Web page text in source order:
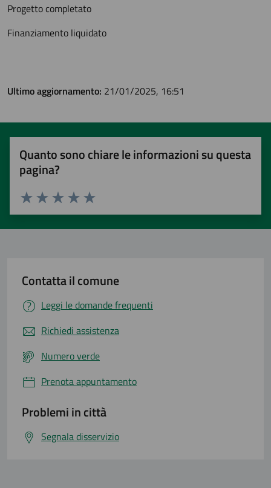
Progetto completato
Finanziamento liquidato
Ultimo aggiornamento: 21/01/2025, 16:51
Quanto sono chiare le informazioni su questa
pagina?
Valuta 5 stelle su 5
Valuta 4 stelle su 5
Valuta 3 stelle su 5
Valuta 2 stelle su 5
Valuta 1 stelle su 5
Contatta il comune
Leggi le domande frequenti
Richiedi assistenza
Numero verde
Prenota appuntamento
Problemi in città
Segnala disservizio